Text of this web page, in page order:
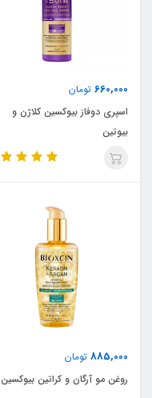
660,000 تومان
اسپری دوفاز بیوکسین کلاژن و
بیوتین
885,000 تومان
روغن مو آرگان و کراتین بیوکسین